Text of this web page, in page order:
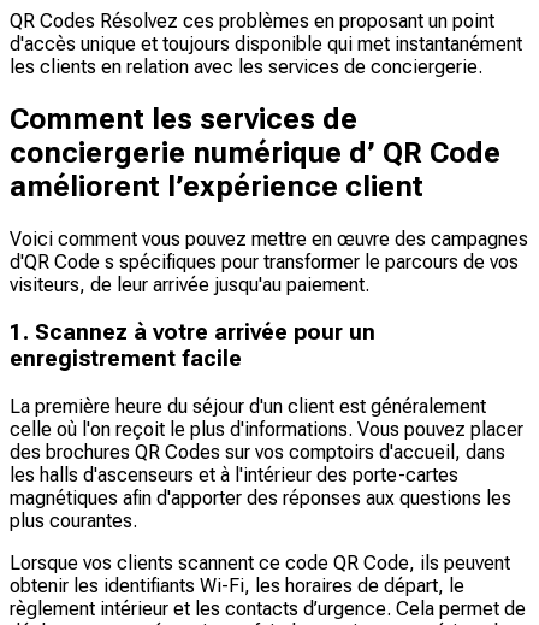
QR Codes Résolvez ces problèmes en proposant un point
d'accès unique et toujours disponible qui met instantanément
les clients en relation avec les services de conciergerie.
Comment les services de
conciergerie numérique d’ QR Code
améliorent l’expérience client
Voici comment vous pouvez mettre en œuvre des campagnes
d'QR Code s spécifiques pour transformer le parcours de vos
visiteurs, de leur arrivée jusqu'au paiement.
1. Scannez à votre arrivée pour un
enregistrement facile
La première heure du séjour d'un client est généralement
celle où l'on reçoit le plus d'informations. Vous pouvez placer
des brochures QR Codes sur vos comptoirs d'accueil, dans
les halls d'ascenseurs et à l'intérieur des porte-cartes
magnétiques afin d'apporter des réponses aux questions les
plus courantes.
Lorsque vos clients scannent ce code QR Code, ils peuvent
obtenir les identifiants Wi-Fi, les horaires de départ, le
règlement intérieur et les contacts d’urgence. Cela permet de